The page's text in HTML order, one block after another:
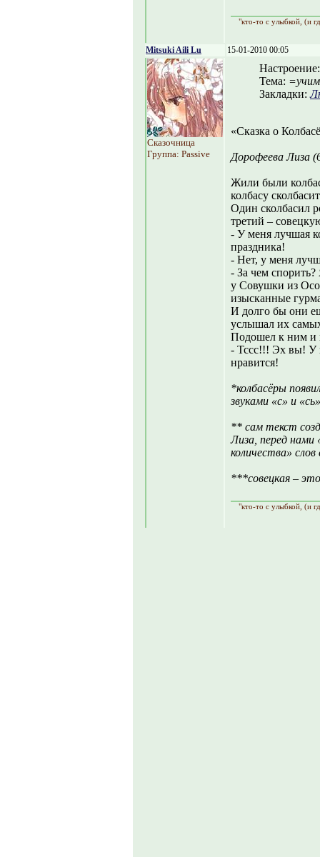
"кто-то с улыбкой, (и
Mitsuki Aili Lu 15-01-2010 00:05
Сказочница
Группа: Passive
Тема:
Закладки:
«Сказка о
Дорофеева Лиза
Жили были
колбасу
Один сколбасил
третий –
- У меня лучшая
праздника!
- Нет, у меня
- За чем
у Совушки из
изысканные
И долго бы они
услышал их
Подошел к ним и
- Тссс!!! Эх вы! У
нравится!
*колбасёры
звуками «с» и «сь»
** сам текст
Лиза, перед нами
количества»
***совецкая –
"кто-то с улыбкой, (и